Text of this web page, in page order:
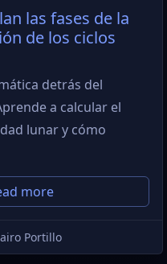
las fases de la
de los ciclos
detrás del
a calcular el
lunar y cómo
more
Portillo